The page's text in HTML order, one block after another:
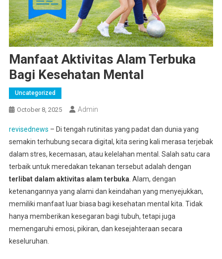
Manfaat Aktivitas Alam Terbuka
Bagi Kesehatan Mental
Uncategorized
October 8, 2025 Admin
revisednews – Di tengah rutinitas yang padat dan dunia yang
semakin terhubung secara digital, kita sering kali merasa terjebak
dalam stres, kecemasan, atau kelelahan mental. Salah satu cara
terbaik untuk meredakan tekanan tersebut adalah dengan
terlibat dalam aktivitas alam terbuka. Alam, dengan
ketenangannya yang alami dan keindahan yang menyejukkan,
memiliki manfaat luar biasa bagi kesehatan mental kita. Tidak
hanya memberikan kesegaran bagi tubuh, tetapi juga
memengaruhi emosi, pikiran, dan kesejahteraan secara
keseluruhan.